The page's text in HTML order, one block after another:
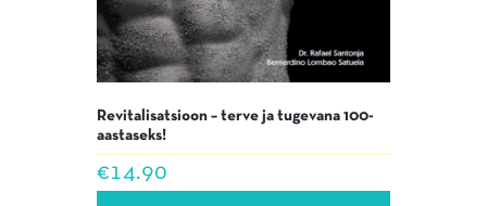
Revitalisatsioon – terve ja tugevana 100-
aastaseks!
€14.90